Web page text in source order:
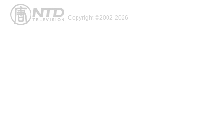
Copyright ©2002-2026